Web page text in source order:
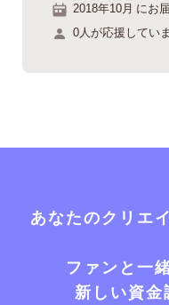
2018年10月 にお
0人が応援していま
あなたのクリエ
ファンと一
新しい資金